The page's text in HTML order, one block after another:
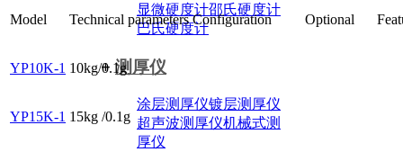
显微硬度计邵氏硬度计
巴氏硬度计
+测厚仪
涂层测厚仪镀层测厚仪
超声波测厚仪机械式测
厚仪
Model Technical parameters Configuration Optional
YP10K-1 10kg/0.1g
YP15K-1 15kg /0.1g